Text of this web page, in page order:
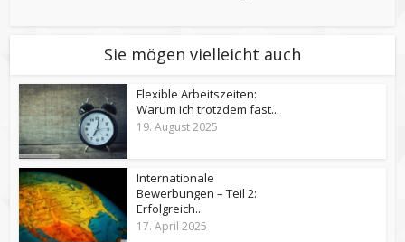
Sie mögen vielleicht auch
Flexible Arbeitszeiten:
Warum ich trotzdem fast...
19. August 2025
Internationale
Bewerbungen – Teil 2:
Erfolgreich...
17. April 2025